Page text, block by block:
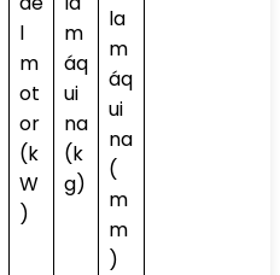
l
m
ot
or
(k
W
)
m
áq
ui
na
(k
g)
la
m
áq
ui
na
(
m
m
)